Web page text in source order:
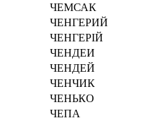
ЧЕМСАК
ЧЕНГЕРИЙ
ЧЕНГЕРІЙ
ЧЕНДЕИ
ЧЕНДЕЙ
ЧЕНЧИК
ЧЕНЬКО
ЧЕПА